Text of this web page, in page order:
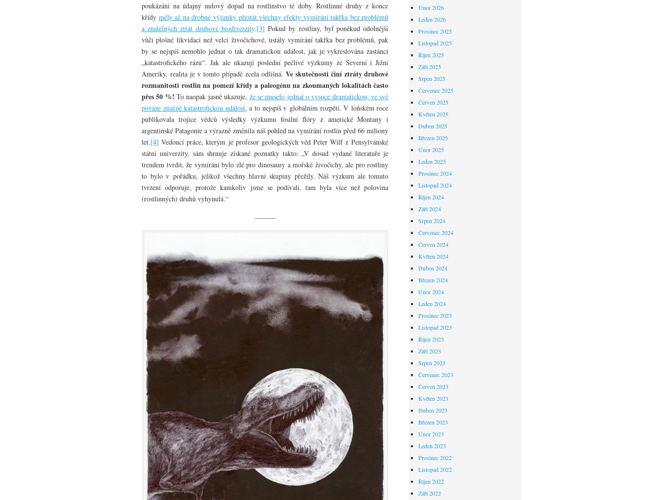
poukázání na údajný nulový dopad na rostlinstvo té doby. Rostlinné druhy z konce
křídy měly až na drobné výjimky přestát všechny efekty vymírání takřka bez problémů
a znatelných ztrát druhové biodiverzity.[3] Pokud by rostliny, byť poněkud odolnější
vůči plošné likvidaci než velcí živočichové, ustály vymírání takřka bez problémů, pak
by se nejspíš nemohlo jednat o tak dramatickou událost, jak je vykreslována zastánci
„katastrofického rázu“. Jak ale ukazují poslední pečlivé výzkumy ze Severní i Jižní
Ameriky, realita je v tomto případě zcela odlišná. Ve skutečnosti činí ztráty druhové
rozmanitosti rostlin na pomezí křídy a paleogénu na zkoumaných lokalitách často
přes 50 %! To naopak jasně ukazuje, že se muselo jednat o vysoce dramatickou, ve své
povaze značně katastrofickou událost, a to nejspíš v globálním rozpětí. V loňském roce
publikovala trojice vědců výsledky výzkumu fosilní flóry z americké Montany i
argentinské Patagonie a výrazně změnila náš pohled na vymírání rostlin před 66 miliony
let.[4] Vedoucí práce, kterým je profesor geologických věd Peter Wilf z Pensylvánské
státní univerzity, sám shrnuje získané poznatky takto: „V dosud vydané literatuře je
trendem tvrdit, že vymírání bylo zlé pro dinosaury a mořské živočichy, ale pro rostliny
to bylo v pořádku, jelikož všechny hlavní skupiny přežily. Náš výzkum ale tomuto
tvrzení odporuje, protože kamkoliv jsme se podívali, tam byla více než polovina
(rostlinných) druhů vyhynulá.“
———
Únor 2026
Leden 2026
Prosinec 2025
Listopad 2025
Říjen 2025
Září 2025
Srpen 2025
Červenec 2025
Červen 2025
Květen 2025
Duben 2025
Březen 2025
Únor 2025
Leden 2025
Prosinec 2024
Listopad 2024
Říjen 2024
Září 2024
Srpen 2024
Červenec 2024
Červen 2024
Květen 2024
Duben 2024
Březen 2024
Únor 2024
Leden 2024
Prosinec 2023
Listopad 2023
Říjen 2023
Září 2023
Srpen 2023
Červenec 2023
Červen 2023
Květen 2023
Duben 2023
Březen 2023
Únor 2023
Leden 2023
Prosinec 2022
Listopad 2022
Říjen 2022
Září 2022